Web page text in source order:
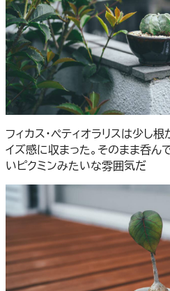
フィカス・ペティオラリスは少し
イズ感に収まった。そのまま呑ん
いピクミンみたいな雰囲気だ